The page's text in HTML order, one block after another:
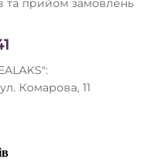
та прийом замовлень
Комарова, 11